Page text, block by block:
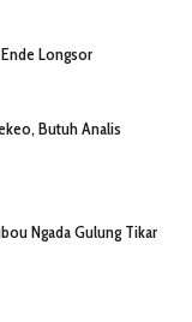
Longsor
Butuh Analis
Ngada Gulung Tikar